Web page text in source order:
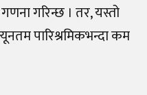
गरिन्छ । तर, यस्तो
पारिश्रमिकभन्दा कम